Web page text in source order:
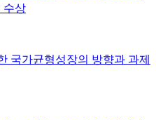
수상
국가균형성장의 방향과 과제